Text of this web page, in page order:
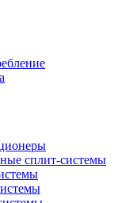
​сплит-системы